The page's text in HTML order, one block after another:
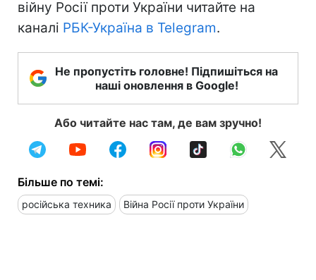
війну Росії проти України читайте на
каналі РБК-Україна в Telegram.
Не пропустіть головне! Підпишіться на
наші оновлення в Google!
Або читайте нас там, де вам зручно!
Більше по темі:
російська техника Війна Росії проти України